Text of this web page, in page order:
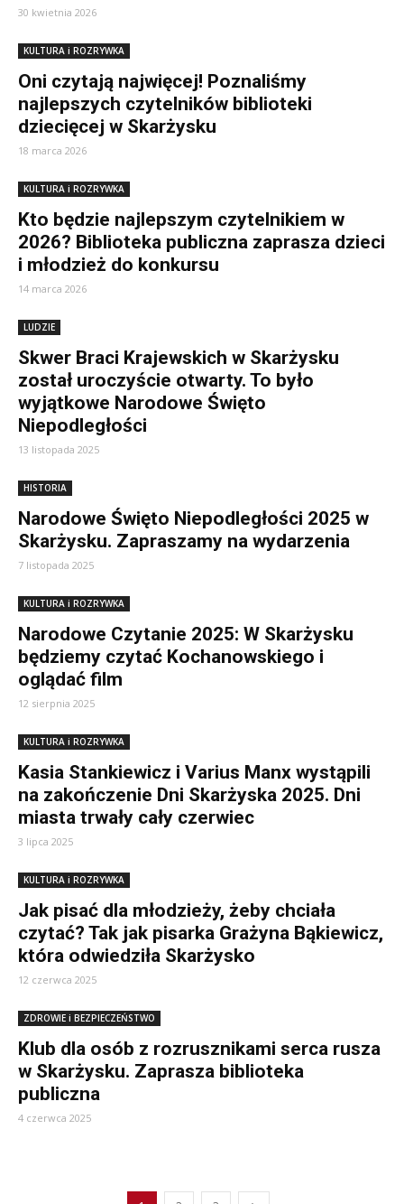
30 kwietnia 2026
KULTURA i ROZRYWKA
Oni czytają najwięcej! Poznaliśmy
najlepszych czytelników biblioteki
dziecięcej w Skarżysku
18 marca 2026
KULTURA i ROZRYWKA
Kto będzie najlepszym czytelnikiem w
2026? Biblioteka publiczna zaprasza dzieci
i młodzież do konkursu
14 marca 2026
LUDZIE
Skwer Braci Krajewskich w Skarżysku
został uroczyście otwarty. To było
wyjątkowe Narodowe Święto
Niepodległości
13 listopada 2025
HISTORIA
Narodowe Święto Niepodległości 2025 w
Skarżysku. Zapraszamy na wydarzenia
7 listopada 2025
KULTURA i ROZRYWKA
Narodowe Czytanie 2025: W Skarżysku
będziemy czytać Kochanowskiego i
oglądać film
12 sierpnia 2025
KULTURA i ROZRYWKA
Kasia Stankiewicz i Varius Manx wystąpili
na zakończenie Dni Skarżyska 2025. Dni
miasta trwały cały czerwiec
3 lipca 2025
KULTURA i ROZRYWKA
Jak pisać dla młodzieży, żeby chciała
czytać? Tak jak pisarka Grażyna Bąkiewicz,
która odwiedziła Skarżysko
12 czerwca 2025
ZDROWIE i BEZPIECZEŃSTWO
Klub dla osób z rozrusznikami serca rusza
w Skarżysku. Zaprasza biblioteka
publiczna
4 czerwca 2025